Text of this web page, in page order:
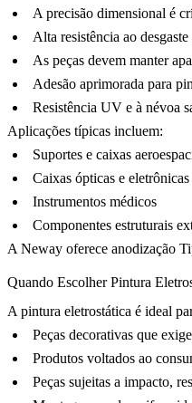
A precisão dimensional é
Alta resistência ao
As peças devem manter
Adesão aprimorada para
Resistência UV e à névoa
Aplicações típicas incluem:
Suportes e caixas
Caixas ópticas e eletrônicas
Instrumentos médicos
Componentes estruturais
A Neway oferece anodização
Quando Escolher Pintura
A pintura eletrostática é ideal
Peças decorativas que
Produtos voltados ao
Peças sujeitas a impacto,